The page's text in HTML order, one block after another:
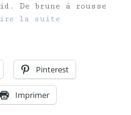
De brune à rousse
la suite
Pinterest
Imprimer